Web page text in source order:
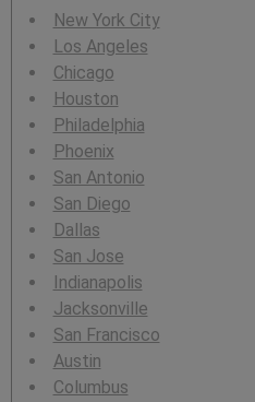
New York City
Los Angeles
Chicago
Houston
Philadelphia
Phoenix
San Antonio
San Diego
Dallas
San Jose
Indianapolis
Jacksonville
San Francisco
Austin
Columbus